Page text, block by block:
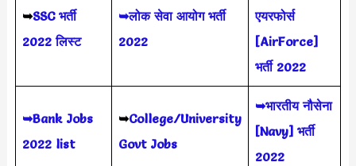
➥SSC भर्ती
2022 लिस्ट
➥लोक सेवा आयोग भर्ती
2022
एयरफोर्स
[AirForce]
भर्ती 2022
➥Bank Jobs
2022 list
➥College/University
Govt Jobs
➥भारतीय नौसेना
[Navy] भर्ती
2022